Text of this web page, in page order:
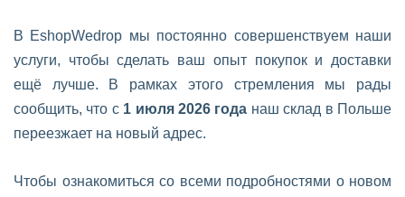
В EshopWedrop мы постоянно совершенствуем наши
услуги, чтобы сделать ваш опыт покупок и доставки
ещё лучше. В рамках этого стремления мы рады
сообщить, что с 1 июля 2026 года наш склад в Польше
переезжает на новый адрес.
Чтобы ознакомиться со всеми подробностями о новом